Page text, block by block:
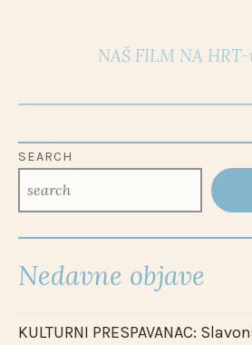
NAŠ FILM NA
SEARCH
Nedavne objave
KULTURNI PRESPAVANAC: